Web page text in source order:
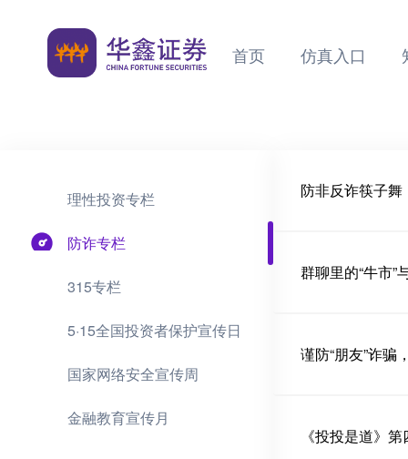
首页 仿真入口
理性投资专栏
防诈专栏
315专栏
5·15全国投资者保护宣传日
国家网络安全宣传周
金融教育宣传月
防非反诈筷子舞
群聊里的“牛市”
谨防“朋友”诈骗
《投投是道》